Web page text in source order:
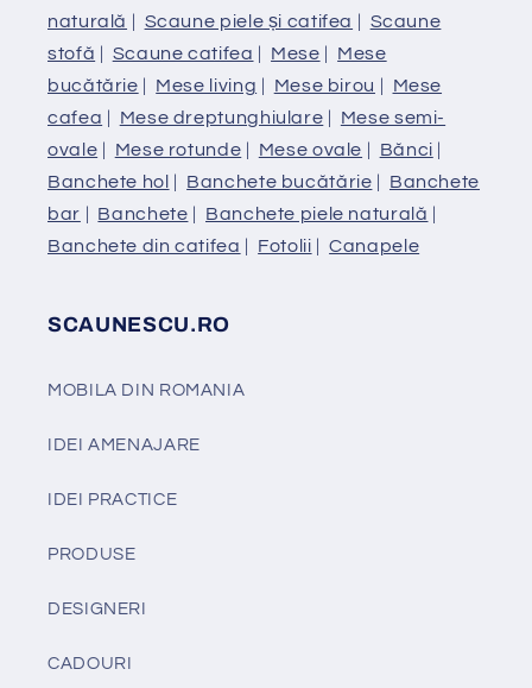
naturală | Scaune piele și catifea | Scaune
stofă | Scaune catifea | Mese | Mese
bucătărie | Mese living | Mese birou | Mese
cafea | Mese dreptunghiulare | Mese semi-
ovale | Mese rotunde | Mese ovale | Bănci |
Banchete hol | Banchete bucătărie | Banchete
bar | Banchete | Banchete piele naturală |
Banchete din catifea | Fotolii |Canapele
SCAUNESCU.RO
MOBILA DIN ROMANIA
IDEI AMENAJARE
IDEI PRACTICE
PRODUSE
DESIGNERI
CADOURI